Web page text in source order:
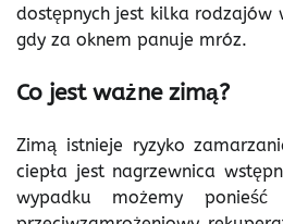
dostępnych jest kilka rodzajów
gdy za oknem panuje mróz.
Co jest ważne zimą?
Zimą istnieje ryzyko
ciepła jest nagrzewnica
wypadku możemy